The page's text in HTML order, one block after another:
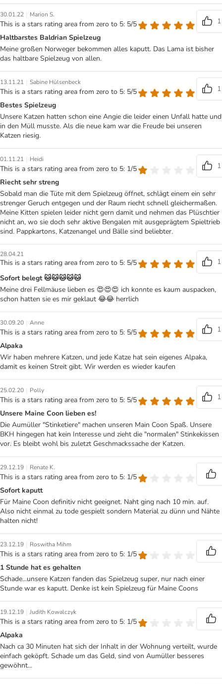
30.01.22 | Marion S.
This is a stars rating area from zero to 5: 5/5
1
Haltbarstes Baldrian Spielzeug
Meine großen Norweger bekommen alles kaputt. Das Lama ist bisher
das haltbare Spielzeug von allen.
13.11.21 | Sabine Hülsenbeck
This is a stars rating area from zero to 5: 5/5
1
Bestes Spielzeug
Unsere Katzen hatten schon eine Angie die leider einen Unfall hatte und
in den Müll musste. Als die neue kam war die Freude bei unseren
Katzen riesig.
01.11.21 | Heidi
This is a stars rating area from zero to 5: 1/5
1
Riecht sehr streng
Sobald man die Tüte mit dem Spielzeug öffnet, schlägt einem ein sehr
strenger Geruch entgegen und der Raum riecht schnell gleichermaßen.
Meine Kitten spielen leider nicht gern damit und nehmen das Plüschtier
nicht an, wo sie doch sehr aktive Bengalen mit ausgeprägtem Spieltrieb
sind. Pappkartons, Katzenangel und Bälle sind beliebter.
28.04.21
This is a stars rating area from zero to 5: 5/5
1
Sofort belegt 🐱🐱🐱🐱🐱
Meine drei Fellmäuse lieben es 😍😍😍 ich konnte es kaum auspacken,
schon hatten sie es mir geklaut 😂😂 herrlich
30.09.20 | Anne
This is a stars rating area from zero to 5: 5/5
1
Alpaka
Wir haben mehrere Katzen, und jede Katze hat sein eigenes Alpaka,
damit es keinen Streit gibt. Wir werden es wieder kaufen
25.02.20 | Polly
This is a stars rating area from zero to 5: 5/5
1
Unsere Maine Coon lieben es!
Die Aumüller "Stinketiere" machen unseren Main Coon Spaß. Unsere
BKH hingegen hat kein Interesse und zieht die "normalen" Stinkekissen
vor. Es bleibt wohl bis zuletzt Geschmackssache der Katzen.
29.12.19 | Renate K.
This is a stars rating area from zero to 5: 1/5
Sofort kaputt
Für Maine Coon definitiv nicht geeignet. Naht ging nach 10 min. auf.
Also nicht einmal zu tode gespielt sondern Material zu dünn und Nähte
halten nicht!
23.12.19 | Roswitha Mihm
This is a stars rating area from zero to 5: 1/5
1 Stunde hat es gehalten
Schade...unsere Katzen fanden das Spielzeug super, nur nach einer
Stunde war es kaputt. Denke ist kein Spielzeug für Maine Coons
19.12.19 | Judith Kowalczyk
This is a stars rating area from zero to 5: 1/5
Alpaka
Nach ca 30 Minuten hat sich der Inhalt in der Wohnung verteilt, wurde
einfach geköpft. Schade um das Geld, sind von Aumüller besseres
gewöhnt...